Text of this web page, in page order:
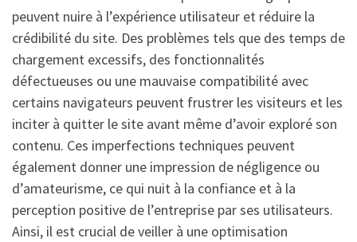
peuvent nuire à l’expérience utilisateur et réduire la
crédibilité du site. Des problèmes tels que des temps de
chargement excessifs, des fonctionnalités
défectueuses ou une mauvaise compatibilité avec
certains navigateurs peuvent frustrer les visiteurs et les
inciter à quitter le site avant même d’avoir exploré son
contenu. Ces imperfections techniques peuvent
également donner une impression de négligence ou
d’amateurisme, ce qui nuit à la confiance et à la
perception positive de l’entreprise par ses utilisateurs.
Ainsi, il est crucial de veiller à une optimisation